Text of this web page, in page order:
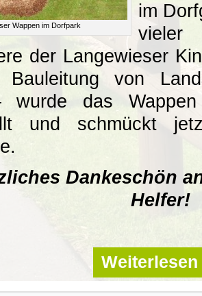
Wappen im Dorfpark
im
der Langewieser
von
wurde das
und schmückt
Dankeschön
Helfer!
Weiterlesen